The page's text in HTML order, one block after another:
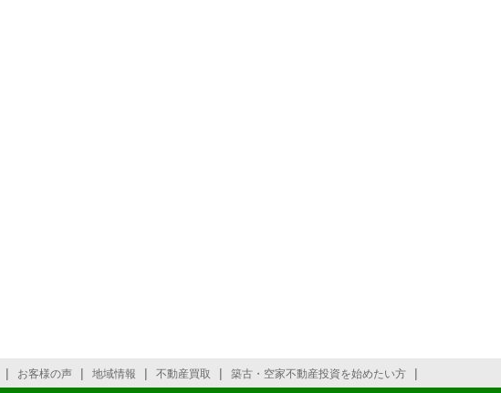
| お客様の声 | 地域情報 | 不動産買取 | 築古・空家不動産投資を始めたい方 |